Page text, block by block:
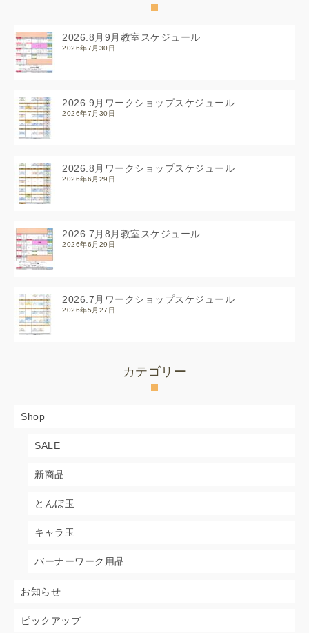
2026.8月9月教室スケジュール
2026年7月30日
2026.9月ワークショップスケジュール
2026年7月30日
2026.8月ワークショップスケジュール
2026年6月29日
2026.7月8月教室スケジュール
2026年6月29日
2026.7月ワークショップスケジュール
2026年5月27日
カテゴリー
Shop
SALE
新商品
とんぼ玉
キャラ玉
バーナーワーク用品
お知らせ
ピックアップ